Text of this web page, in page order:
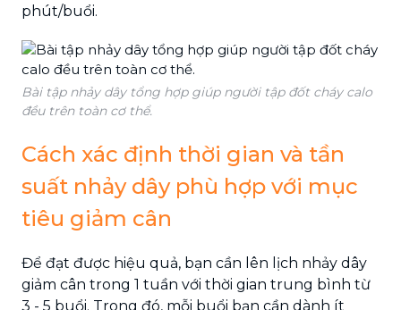
phút/buổi.
Bài tập nhảy dây tổng hợp giúp người tập đốt cháy calo
đều trên toàn cơ thể.
Cách xác định thời gian và tần
suất nhảy dây phù hợp với mục
tiêu giảm cân
Để đạt được hiệu quả, bạn cần lên lịch nhảy dây
giảm cân trong 1 tuần với thời gian trung bình từ
3 - 5 buổi. Trong đó, mỗi buổi bạn cần dành ít